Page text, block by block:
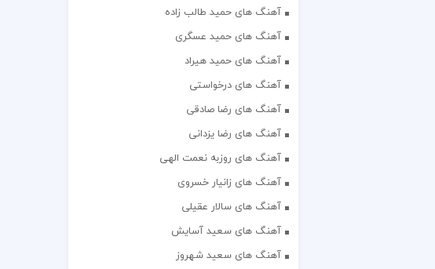
آهنگ های حمید طالب زاده
آهنگ های حمید عسگری
آهنگ های حمید هیراد
آهنگ های درخواستی
آهنگ های رضا صادقی
آهنگ های رضا یزدانی
آهنگ های روزبه نعمت الهی
آهنگ های زانیار خسروی
آهنگ های سالار عقیلی
آهنگ های سعید آسایش
آهنگ های سعید شهروز